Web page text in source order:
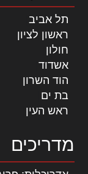
תל אביב
ראשון לציון
חולון
אשדוד
הוד השרון
בת ים
ראש העין
מדריכים